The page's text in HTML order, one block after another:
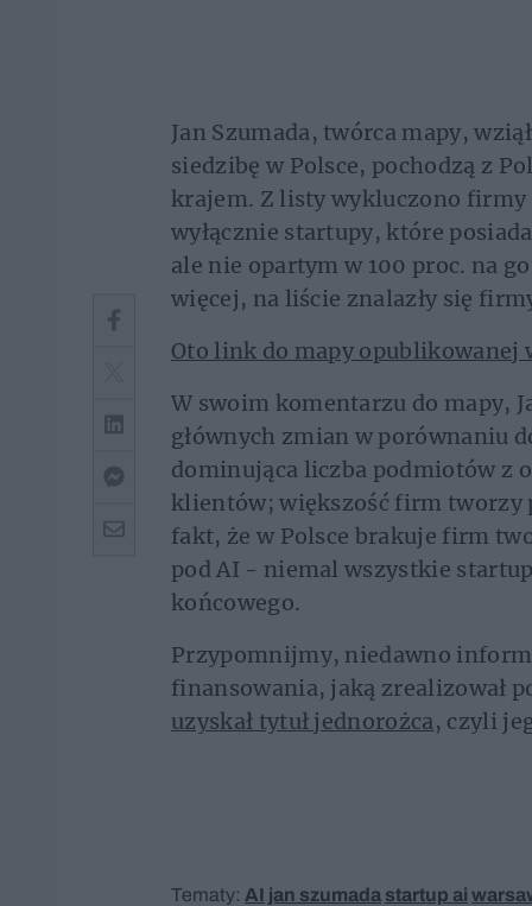
Jan Szumada, twórca mapy,
siedzibę w Polsce, pochodzą z
krajem. Z listy wykluczono firmy
wyłącznie startupy, które
ale nie opartym w 100 proc. na
więcej, na liście znalazły się
Oto link do mapy opublikowanej
W swoim komentarzu do mapy,
głównych zmian w porównaniu
dominująca liczba podmiotów z
klientów; większość firm tworzy
fakt, że w Polsce brakuje firm
pod AI - niemal wszystkie
końcowego.
Przypomnijmy, niedawno
finansowania, jaką zrealizował
uzyskał tytuł jednorożca, czyli
Tematy: AI jan szumada startup ai